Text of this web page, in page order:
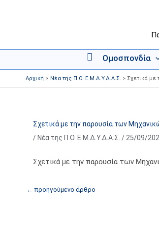
Α
ρ
χ
Ομοσπονδία
Αρχική Νέα της Π.Ο. Ε.Μ.Δ.Υ.Δ.Α.Σ. Σχετικά με
Σχετικά με την παρουσία των
/ Νέα της Π.Ο. Ε.Μ.Δ.Υ.Δ.Α.Σ. / 25/09/
Σχετικά με την παρουσία των
← προηγούμενο άρθρο